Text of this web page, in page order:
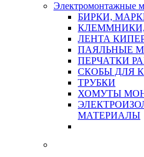
Электромонтажные
БИРКИ,
ЛЕНТА
ПАЯЛЬНЫЕ
ПЕРЧАТКИ
СКОБЫ ДЛЯ
ТРУБКИ
ХОМУТЫ
МАТЕРИАЛЫ